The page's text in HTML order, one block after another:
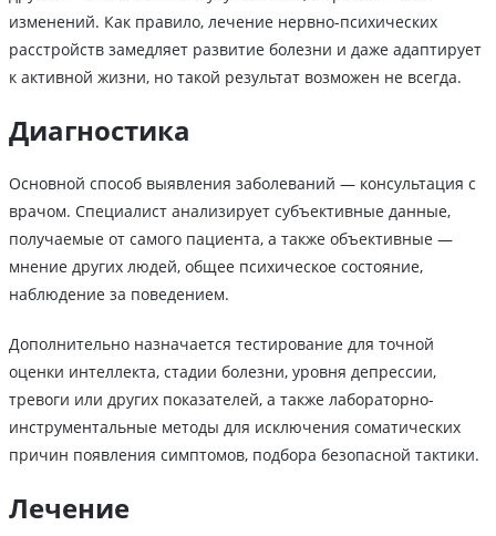
изменений. Как правило, лечение нервно-психических
расстройств замедляет развитие болезни и даже адаптирует
к активной жизни, но такой результат возможен не всегда.
Диагностика
Основной способ выявления заболеваний — консультация с
врачом. Специалист анализирует субъективные данные,
получаемые от самого пациента, а также объективные —
мнение других людей, общее психическое состояние,
наблюдение за поведением.
Дополнительно назначается тестирование для точной
оценки интеллекта, стадии болезни, уровня депрессии,
тревоги или других показателей, а также лабораторно-
инструментальные методы для исключения соматических
причин появления симптомов, подбора безопасной тактики.
Лечение